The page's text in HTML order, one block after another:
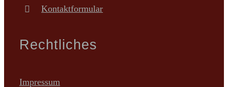
Kontaktformular
Rechtliches
Impressum